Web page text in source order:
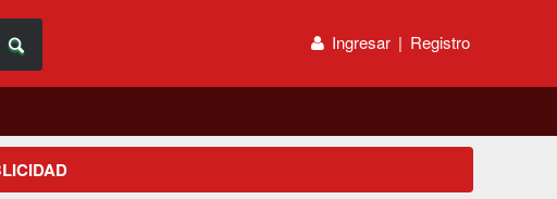
Ingresar | Registro